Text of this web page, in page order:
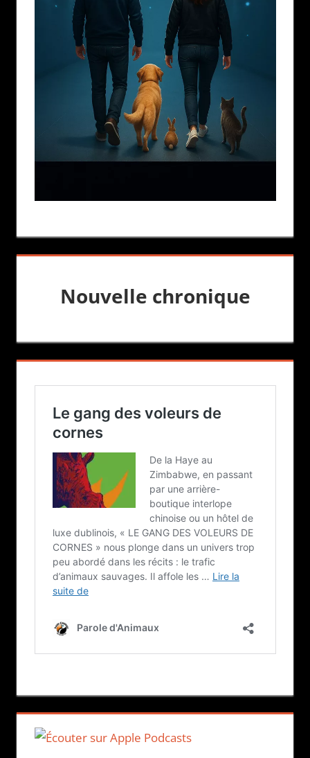
Nouvelle chronique